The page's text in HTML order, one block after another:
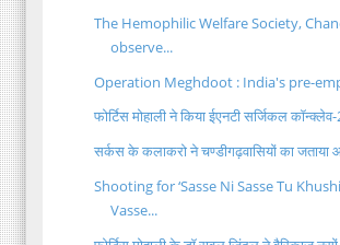
The Hemophilic Welfare Society,
observe...
Operation Meghdoot : India's pre-
फोर्टिस मोहाली ने किया ईएनटी सर्जिकल
सर्कस के कलाकरो ने चण्डीगढ़वासियों का जताया
Shooting for ‘Sasse Ni Sasse Tu
Vasse...